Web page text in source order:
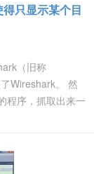
只显示某个目
（旧称
Wireshark。 然
程序，抓取出来一